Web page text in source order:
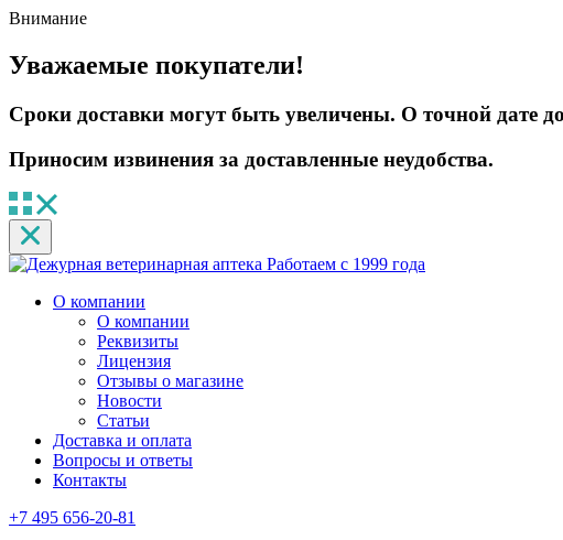
Внимание
Уважаемые покупатели!
Сроки доставки могут быть увеличены. О точной дате
Приносим извинения за доставленные неудобства.
Работаем с 1999 года
О компании
О компании
Реквизиты
Лицензия
Отзывы о магазине
Новости
Статьи
Доставка и оплата
Вопросы и ответы
Контакты
+7 495 656-20-81